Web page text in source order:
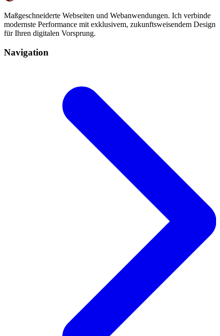
Maßgeschneiderte Webseiten und Webanwendungen. Ich verbinde
modernste Performance mit exklusivem, zukunftsweisendem Design
für Ihren digitalen Vorsprung.
Navigation